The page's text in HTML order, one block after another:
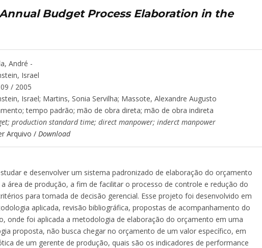
Budget Process Elaboration in the
André -
Israel
/ 2005
Israel; Martins, Sonia Servilha; Massote, Alexandre Augusto
tempo padrão; mão de obra direta; mão de obra indireta
production standard time; direct manpower; inderct manpower
Arquivo / Download
e desenvolver um sistema padronizado de elaboração do orçamento
área de produção, a fim de facilitar o processo de controle e redução do
para tomada de decisão gerencial. Esse projeto foi desenvolvido em
aplicada, revisão bibliográfica, propostas de acompanhamento do
onde foi aplicada a metodologia de elaboração do orçamento em uma
proposta, não busca chegar no orçamento de um valor específico, em
de um gerente de produção, quais são os indicadores de performance